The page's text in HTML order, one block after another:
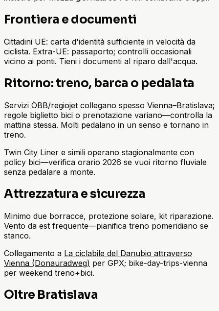
Frontiera e documenti
Cittadini UE: carta d'identità sufficiente in velocità da
ciclista. Extra-UE: passaporto; controlli occasionali
vicino ai ponti. Tieni i documenti al riparo dall'acqua.
Ritorno: treno, barca o pedalata
Servizi ÖBB/regiojet collegano spesso Vienna–Bratislava;
regole biglietto bici o prenotazione variano—controlla la
mattina stessa. Molti pedalano in un senso e tornano in
treno.
Twin City Liner e simili operano stagionalmente con
policy bici—verifica orario 2026 se vuoi ritorno fluviale
senza pedalare a monte.
Attrezzatura e sicurezza
Minimo due borracce, protezione solare, kit riparazione.
Vento da est frequente—pianifica treno pomeridiano se
stanco.
Collegamento a La ciclabile del Danubio attraverso
Vienna (Donauradweg) per GPX; bike-day-trips-vienna
per weekend treno+bici.
Oltre Bratislava